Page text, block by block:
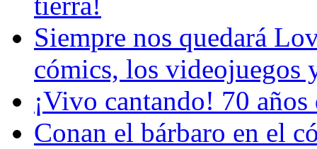
Siempre nos quedará
cómics, los videojuegos
¡Vivo cantando! 70
Conan el bárbaro en el